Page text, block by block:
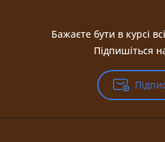
Бажаєте бути в курсі
Підпишіться